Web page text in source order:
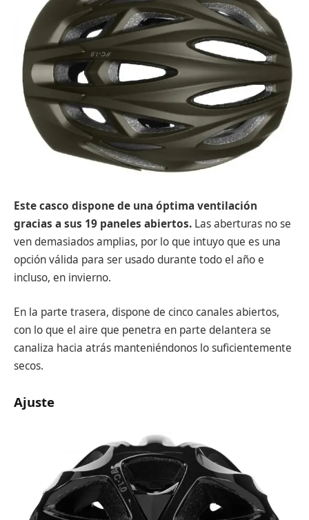
Este casco dispone de una óptima ventilación
gracias a sus 19 paneles abiertos. Las aberturas no se
ven demasiados amplias, por lo que intuyo que es una
opción válida para ser usado durante todo el año e
incluso, en invierno.
En la parte trasera, dispone de cinco canales abiertos,
con lo que el aire que penetra en parte delantera se
canaliza hacia atrás manteniéndonos lo suficientemente
secos.
Ajuste